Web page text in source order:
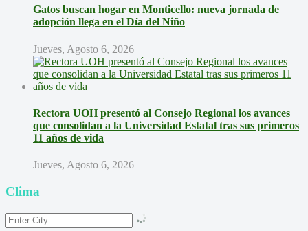
Gatos buscan hogar en Monticello: nueva jornada de
adopción llega en el Día del Niño
Jueves, Agosto 6, 2026
Rectora UOH presentó al Consejo Regional los avances
que consolidan a la Universidad Estatal tras sus primeros
11 años de vida
Jueves, Agosto 6, 2026
Clima